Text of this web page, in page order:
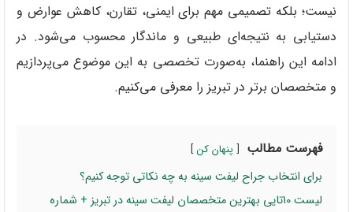
نیست؛ بلکه تصمیمی مهم برای ایمنی، تقارن، کاهش عوارض و
دستیابی به نتیجه‌ای طبیعی و ماندگار محسوب می‌شود. در
ادامه این راهنما، به‌صورت تخصصی به این موضوع می‌پردازیم
و متخصصان برتر در تبریز را معرفی می‌کنیم.
فهرست مطالب پنهان کن
برای انتخاب جراح لیفت سینه به چه نکاتی توجه کنیم؟
لیست 10تایی بهترین متخصصان لیفت سینه در تبریز + شماره